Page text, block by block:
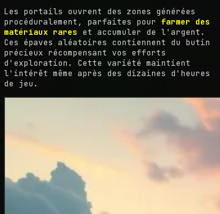
Les portails ouvrent des zones générées
procéduralement, parfaites pour farmer des
matériaux rares et accumuler de l'argent.
Ces épaves aléatoires contiennent du butin
précieux récompensant vos efforts
d'exploration. Cette variété maintient
l'intérêt même après des dizaines d'heures
de jeu.